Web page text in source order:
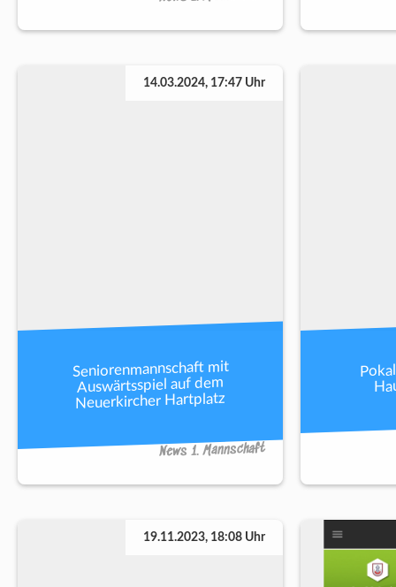
14.03.2024, 17:47 Uhr
Seniorenmannschaft mit
Auswärtsspiel auf dem
Neuerkircher Hartplatz
News 1. Mannschaft
19.11.2023, 18:08 Uhr